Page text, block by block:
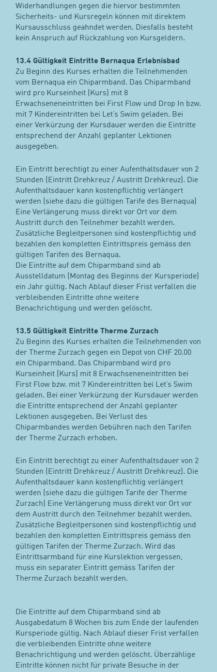
Widerhandlungen gegen die hiervor bestimmten
Sicherheits- und Kursregeln können mit direktem
Kursausschluss geahndet werden. Diesfalls besteht
kein Anspruch auf Rückzahlung von Kursgeldern.
13.4 Gültigkeit Eintritte Bernaqua Erlebnisbad
Zu Beginn des Kurses erhalten die Teilnehmenden
vom Bernaqua ein Chiparmband. Das Chiparmband
wird pro Kurseinheit (Kurs) mit 8
Erwachseneneintritten bei First Flow und Drop In bzw.
mit 7 Kindereintritten bei Let’s Swim geladen. Bei
einer Verkürzung der Kursdauer werden die Eintritte
entsprechend der Anzahl geplanter Lektionen
ausgegeben.
Ein Eintritt berechtigt zu einer Aufenthaltsdauer von 2
Stunden (Eintritt Drehkreuz / Austritt Drehkreuz). Die
Aufenthaltsdauer kann kostenpflichtig verlängert
werden (siehe dazu die gültigen Tarife des Bernaqua)
Eine Verlängerung muss direkt vor Ort vor dem
Austritt durch den Teilnehmer bezahlt werden.
Zusätzliche Begleitpersonen sind kostenpflichtig und
bezahlen den kompletten Eintrittspreis gemäss den
gültigen Tarifen des Bernaqua.
Die Eintritte auf dem Chiparmband sind ab
Ausstelldatum (Montag des Beginns der Kursperiode)
ein Jahr gültig. Nach Ablauf dieser Frist verfallen die
verbleibenden Eintritte ohne weitere
Benachrichtigung und werden gelöscht.
13.5 Gültigkeit Eintritte Therme Zurzach
Zu Beginn des Kurses erhalten die Teilnehmenden von
der Therme Zurzach gegen ein Depot von CHF 20.00
ein Chiparmband. Das Chiparmband wird pro
Kurseinheit (Kurs) mit 8 Erwachseneneintritten bei
First Flow bzw. mit 7 Kindereintritten bei Let’s Swim
geladen. Bei einer Verkürzung der Kursdauer werden
die Eintritte entsprechend der Anzahl geplanter
Lektionen ausgegeben. Bei Verlust des
Chiparmbandes werden Gebühren nach den Tarifen
der Therme Zurzach erhoben.
Ein Eintritt berechtigt zu einer Aufenthaltsdauer von 2
Stunden (Eintritt Drehkreuz / Austritt Drehkreuz). Die
Aufenthaltsdauer kann kostenpflichtig verlängert
werden (siehe dazu die gültigen Tarife der Therme
Zurzach) Eine Verlängerung muss direkt vor Ort vor
dem Austritt durch den Teilnehmer bezahlt werden.
Zusätzliche Begleitpersonen sind kostenpflichtig und
bezahlen den kompletten Eintrittspreis gemäss den
gültigen Tarifen der Therme Zurzach. Wird das
Eintrittsarmband für eine Kurslektion vergessen,
muss ein separater Eintritt gemäss Tarifen der
Therme Zurzach bezahlt werden.
Die Eintritte auf dem Chiparmband sind ab
Ausgabedatum 8 Wochen bis zum Ende der laufenden
Kursperiode gültig. Nach Ablauf dieser Frist verfallen
die verbleibenden Eintritte ohne weitere
Benachrichtigung und werden gelöscht. Überzählige
Eintritte können nicht für private Besuche in der